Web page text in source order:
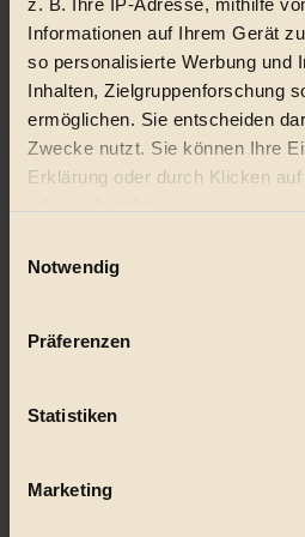
z. B. Ihre IP-Adresse, mithilfe
Informationen auf Ihrem Gerät
so personalisierte Werbung und
Inhalten, Zielgruppenforschung
ermöglichen. Sie entscheiden
Zwecke nutzt. Sie können Ihre
Erklärung oder durch Klicken
Wenn Sie es erlauben, würden
Ihr Gerät durch aktives
Erfahren Sie mehr darüber, wie
Notwendig
Präferenzen
Statistiken
Marketing
Lebensmittel
Natur